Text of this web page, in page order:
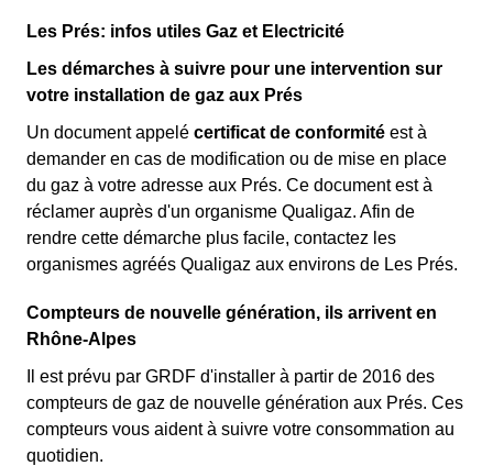
Les Prés: infos utiles Gaz et Electricité
Les démarches à suivre pour une intervention sur
votre installation de gaz aux Prés
Un document appelé certificat de conformité est à
demander en cas de modification ou de mise en place
du gaz à votre adresse aux Prés. Ce document est à
réclamer auprès d'un organisme Qualigaz. Afin de
rendre cette démarche plus facile, contactez les
organismes agréés Qualigaz aux environs de Les Prés.
Compteurs de nouvelle génération, ils arrivent en
Rhône-Alpes
Il est prévu par GRDF d'installer à partir de 2016 des
compteurs de gaz de nouvelle génération aux Prés. Ces
compteurs vous aident à suivre votre consommation au
quotidien.